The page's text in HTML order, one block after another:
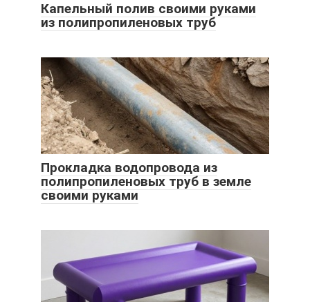
Капельный полив своими руками
из полипропиленовых труб
Прокладка водопровода из
полипропиленовых труб в земле
своими руками